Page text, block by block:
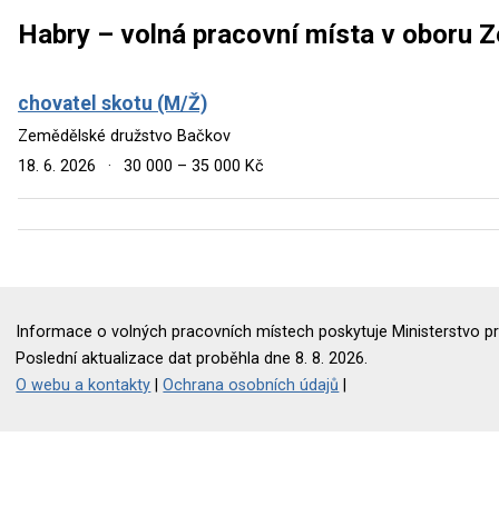
Habry – volná pracovní místa v oboru
chovatel skotu (M/Ž)
Zemědělské družstvo Bačkov
18. 6. 2026
· 30 000 – 35 000 Kč
Informace o volných pracovních místech poskytuje Ministerstvo
Poslední aktualizace dat proběhla dne 8. 8. 2026.
O webu a kontakty |Ochrana osobních údajů